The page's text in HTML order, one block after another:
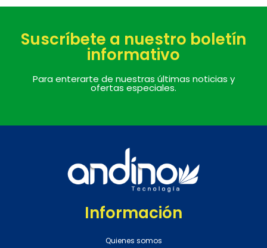
Suscríbete a nuestro boletín
informativo
Para enterarte de nuestras últimas noticias y
ofertas especiales.
Información
Quienes somos